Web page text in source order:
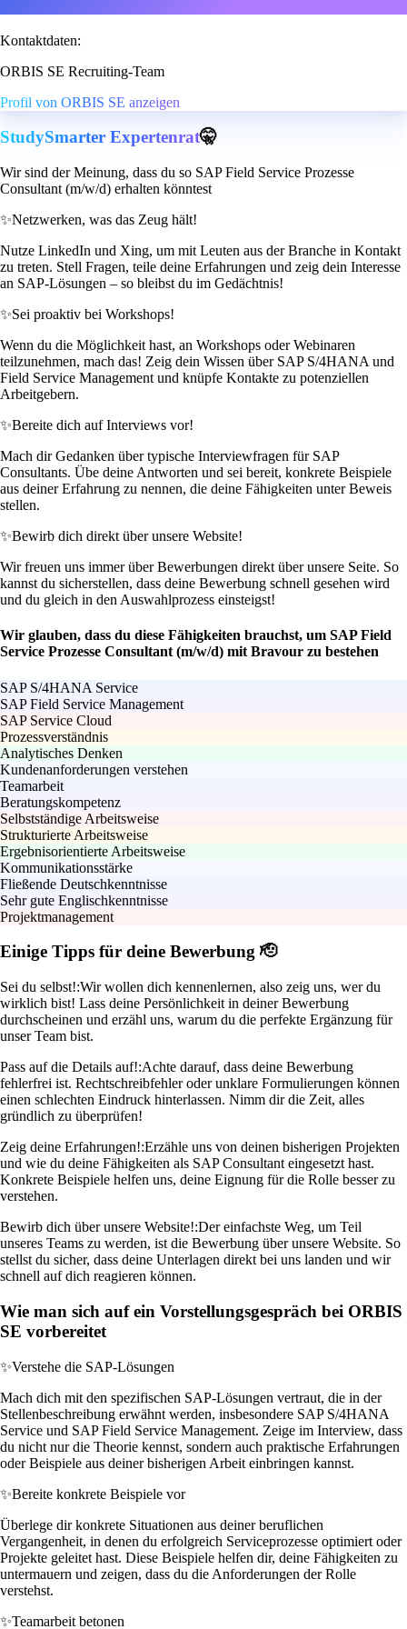
Kontaktdaten:
ORBIS SE Recruiting-Team
Profil von ORBIS SE anzeigen
StudySmarter Expertenrat🤫
Wir sind der Meinung, dass du so SAP Field Service Prozesse
Consultant (m/w/d) erhalten könntest
✨Netzwerken, was das Zeug hält!
Nutze LinkedIn und Xing, um mit Leuten aus der Branche in Kontakt
zu treten. Stell Fragen, teile deine Erfahrungen und zeig dein Interesse
an SAP-Lösungen – so bleibst du im Gedächtnis!
✨Sei proaktiv bei Workshops!
Wenn du die Möglichkeit hast, an Workshops oder Webinaren
teilzunehmen, mach das! Zeig dein Wissen über SAP S/4HANA und
Field Service Management und knüpfe Kontakte zu potenziellen
Arbeitgebern.
✨Bereite dich auf Interviews vor!
Mach dir Gedanken über typische Interviewfragen für SAP
Consultants. Übe deine Antworten und sei bereit, konkrete Beispiele
aus deiner Erfahrung zu nennen, die deine Fähigkeiten unter Beweis
stellen.
✨Bewirb dich direkt über unsere Website!
Wir freuen uns immer über Bewerbungen direkt über unsere Seite. So
kannst du sicherstellen, dass deine Bewerbung schnell gesehen wird
und du gleich in den Auswahlprozess einsteigst!
Wir glauben, dass du diese Fähigkeiten brauchst, um SAP Field
Service Prozesse Consultant (m/w/d) mit Bravour zu bestehen
SAP S/4HANA Service
SAP Field Service Management
SAP Service Cloud
Prozessverständnis
Analytisches Denken
Kundenanforderungen verstehen
Teamarbeit
Beratungskompetenz
Selbstständige Arbeitsweise
Strukturierte Arbeitsweise
Ergebnisorientierte Arbeitsweise
Kommunikationsstärke
Fließende Deutschkenntnisse
Sehr gute Englischkenntnisse
Projektmanagement
Einige Tipps für deine Bewerbung 🫡
Sei du selbst!:Wir wollen dich kennenlernen, also zeig uns, wer du
wirklich bist! Lass deine Persönlichkeit in deiner Bewerbung
durchscheinen und erzähl uns, warum du die perfekte Ergänzung für
unser Team bist.
Pass auf die Details auf!:Achte darauf, dass deine Bewerbung
fehlerfrei ist. Rechtschreibfehler oder unklare Formulierungen können
einen schlechten Eindruck hinterlassen. Nimm dir die Zeit, alles
gründlich zu überprüfen!
Zeig deine Erfahrungen!:Erzähle uns von deinen bisherigen Projekten
und wie du deine Fähigkeiten als SAP Consultant eingesetzt hast.
Konkrete Beispiele helfen uns, deine Eignung für die Rolle besser zu
verstehen.
Bewirb dich über unsere Website!:Der einfachste Weg, um Teil
unseres Teams zu werden, ist die Bewerbung über unsere Website. So
stellst du sicher, dass deine Unterlagen direkt bei uns landen und wir
schnell auf dich reagieren können.
Wie man sich auf ein Vorstellungsgespräch bei ORBIS
SE vorbereitet
✨Verstehe die SAP-Lösungen
Mach dich mit den spezifischen SAP-Lösungen vertraut, die in der
Stellenbeschreibung erwähnt werden, insbesondere SAP S/4HANA
Service und SAP Field Service Management. Zeige im Interview, dass
du nicht nur die Theorie kennst, sondern auch praktische Erfahrungen
oder Beispiele aus deiner bisherigen Arbeit einbringen kannst.
✨Bereite konkrete Beispiele vor
Überlege dir konkrete Situationen aus deiner beruflichen
Vergangenheit, in denen du erfolgreich Serviceprozesse optimiert oder
Projekte geleitet hast. Diese Beispiele helfen dir, deine Fähigkeiten zu
untermauern und zeigen, dass du die Anforderungen der Rolle
verstehst.
✨Teamarbeit betonen